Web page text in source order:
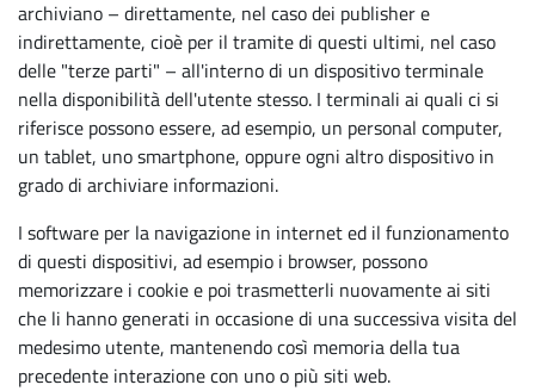
archiviano – direttamente, nel caso dei publisher e
indirettamente, cioè per il tramite di questi ultimi, nel caso
delle "terze parti" – all'interno di un dispositivo terminale
nella disponibilità dell'utente stesso. I terminali ai quali ci si
riferisce possono essere, ad esempio, un personal computer,
un tablet, uno smartphone, oppure ogni altro dispositivo in
grado di archiviare informazioni.
I software per la navigazione in internet ed il funzionamento
di questi dispositivi, ad esempio i browser, possono
memorizzare i cookie e poi trasmetterli nuovamente ai siti
che li hanno generati in occasione di una successiva visita del
medesimo utente, mantenendo così memoria della tua
precedente interazione con uno o più siti web.